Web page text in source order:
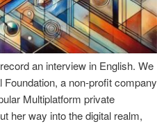
an interview in English. We
a non-profit company
Multiplatform private
her way into the digital realm,